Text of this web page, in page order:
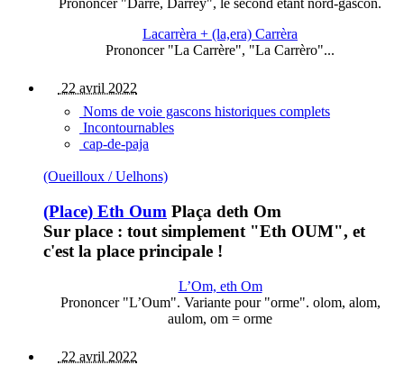
Prononcer "Darrè, Darrèÿ", le second étant nord-gascon.
Lacarrèra + (la,era) Carrèra
Prononcer "La Carrère", "La Carrèro"...
22 avril 2022
Noms de voie gascons historiques complets
Incontournables
cap-de-paja
(Oueilloux / Uelhons)
(Place) Eth Oum Plaça deth Om
Sur place : tout simplement "Eth OUM", et
c'est la place principale !
L’Om, eth Om
Prononcer "L’Oum". Variante pour "orme". olom, alom,
aulom, om = orme
22 avril 2022